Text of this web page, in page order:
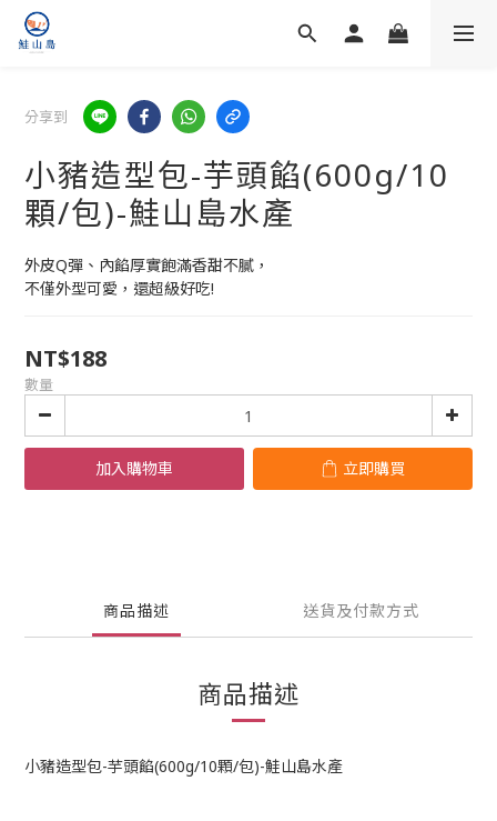
分享到
小豬造型包-芋頭餡(600g/10
顆/包)-鮭山島水產
外皮Q彈、內餡厚實飽滿香甜不膩，
不僅外型可愛，還超級好吃!
NT$188
數量
加入購物車 立即購買
商品描述 送貨及付款方式
商品描述
小豬造型包-芋頭餡(600g/10顆/包)-鮭山島水產